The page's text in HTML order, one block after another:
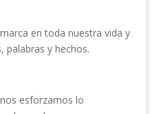
en toda nuestra vida y
palabras y hechos.
esforzamos lo